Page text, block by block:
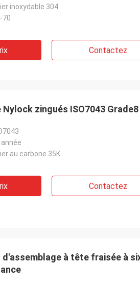
inoxydable 304
70
Contactez
Nylock zingués ISO7043
année
au carbone 35K
Contactez
d'assemblage à tête fraisée à